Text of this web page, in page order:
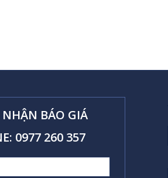
NHẬN BÁO GIÁ
0977 260 357